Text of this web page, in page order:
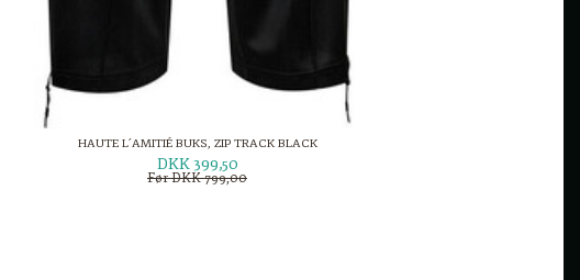
HAUTE L´AMITIÉ BUKS, ZIP TRACK BLACK
DKK 399,50
Før DKK 799,00